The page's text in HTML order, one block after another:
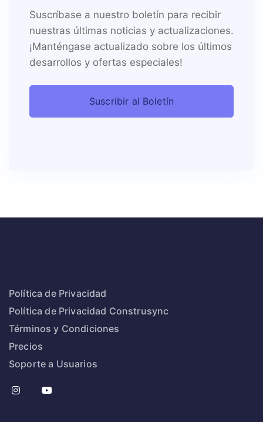
Suscríbase a nuestro boletín para recibir
nuestras últimas noticias y actualizaciones.
¡Manténgase actualizado sobre los últimos
desarrollos y ofertas especiales!
Política de Privacidad
Política de Privacidad Construsync
Términos y Condiciones
Precios
Soporte a Usuarios